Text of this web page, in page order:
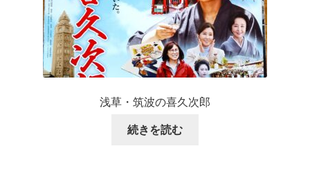
浅草・筑波の喜久次郎
続きを読む